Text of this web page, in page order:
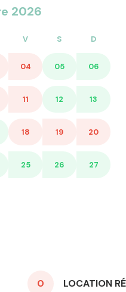
*dans la limite des
2026
V S D
04 05 06
11 12 13
18 19 20
25 26 27
0 LOCATION